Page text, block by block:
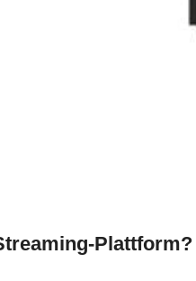
Plattform?